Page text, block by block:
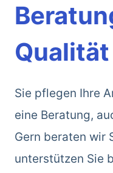
Qualität
Sie pflegen Ihre
eine Beratung,
Gern beraten wir
unterstützen Sie